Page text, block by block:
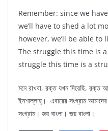
Remember: since we
we’ll have to shed a lot
however, we’ll be able
The struggle this time is
struggle this time is a
মনে রাখবা, রক্ত যখন দিয়েছি, রক্ত
ইনশাল্লাহ্। এবারের সংগ্রাম আমাদের
সংগ্রাম। জয় বাংলা। জয় বাংলা।